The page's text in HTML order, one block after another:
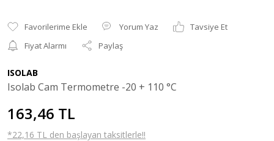
Yorum Yaz
Tavsiye Et
Fiyat Alarmı
Paylaş
ISOLAB
Isolab Cam Termometre -20 + 110 °C
163,46 TL
*22,16 TL den başlayan taksitlerle!!